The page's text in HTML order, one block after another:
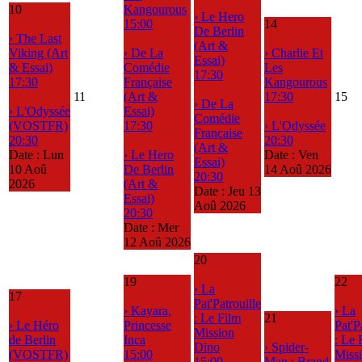
10
› The Last
Viking (Art
& Essai)
17:30
› L'Odyssée
(VOSTFR)
20:30
Date : Lun
10 Aoû
2026
11
Kangourous
15:00
› De La
Comédie
Française
(Art &
Essai)
17:30
› Le Hero
De Berlin
(Art &
Essai)
20:30
Date : Mer
12 Aoû 2026
› Le Hero
De Berlin
(Art &
Essai)
17:30
› De La
Comédie
Française
(Art &
Essai)
20:30
Date : Jeu 13
Aoû 2026
14
› Charlie Et
Les
Kangourous
17:30
› L'Odyssée
20:30
Date : Ven
14 Aoû 2026
15
17
› Le Héro
de Berlin
(VOSTFR)
19
› Kayara,
Princesse
Inca
15:00
20
› La
Pat'Patrouille
: Le Film
Mission
Dino
21
› Spider-
22
› La
: Le